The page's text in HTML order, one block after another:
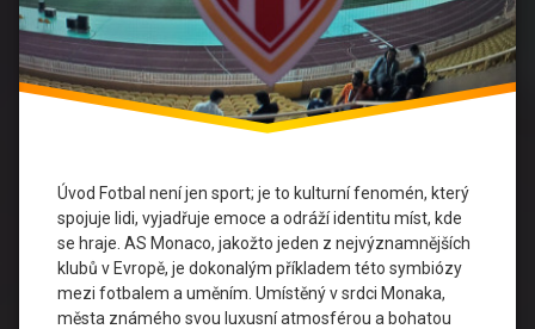
Úvod Fotbal není jen sport; je to kulturní fenomén, který
spojuje lidi, vyjadřuje emoce a odráží identitu míst, kde
se hraje. AS Monaco, jakožto jeden z nejvýznamnějších
klubů v Evropě, je dokonalým příkladem této symbiózy
mezi fotbalem a uměním. Umístěný v srdci Monaka,
města známého svou luxusní atmosférou a bohatou
Merchandising
Sport
Stadion
Umění
Vizuální
Identita